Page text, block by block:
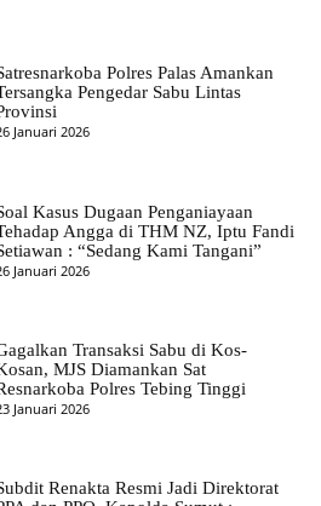
Polres Palas Amankan
Pengedar Sabu Lintas
Januari 2026
Kasus Dugaan Penganiayaan
Angga di THM NZ, Iptu Fandi
: “Sedang Kami Tangani”
Januari 2026
Transaksi Sabu di Kos-
MJS Diamankan Sat
Polres Tebing Tinggi
Januari 2026
Renakta Resmi Jadi Direktorat